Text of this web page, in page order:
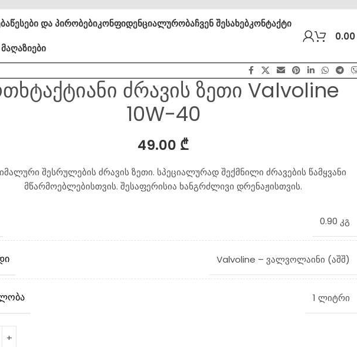
წესები და პირობებიკონფიდენციალურობაჩვენ შესახებკონტაქტი
0.00
ძრავის ზეთი Valvoline
10W-40
49.00 ₾
შესრულების ძრავის ზეთი. სპეციალურად შექმნილი ძრავების წამყვანი
მწარმოებლებისთვის. შესაფერისია ხანგრძლივი დრენაჟისთვის.
0.90 კგ
Valvoline – ვალვოლაინი (აშშ)
1 ლიტრი